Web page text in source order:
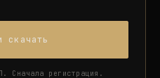
скачать
Сначала регистрация.